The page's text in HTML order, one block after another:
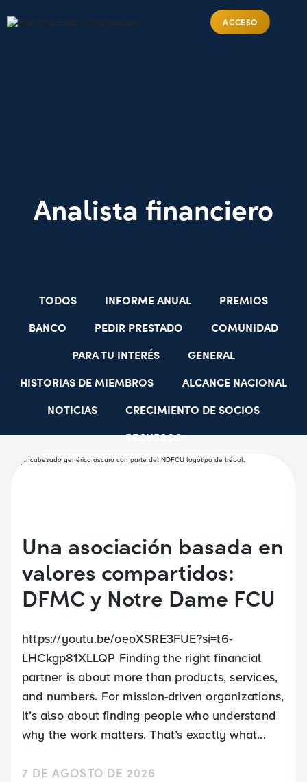
ACCESO
Analista financiero
TODOS INFORME ANUAL
PREMIOS
BANCO
PEDIR PRESTADO
COMUNIDAD
PARA TU INTERÉS
GENERAL
HISTORIAS DE MIEMBROS
ALCANCE NACIONAL
NOTICIAS
CRECIMIENTO DE SOCIOS
RECURSOS
SELECCIONAR GRUPOS DE EMPLEADORES
Una asociación basada en
valores compartidos:
DFMC y Notre Dame FCU
https://youtu.be/oeoXSRE3FUE?si=t6-
LHCkgp81XLLQP Finding the right financial
partner is about more than products, services,
and numbers. For mission-driven organizations,
it’s also about finding people who understand
why the work matters. That’s exactly what...
7 DE AGOSTO DE 2026